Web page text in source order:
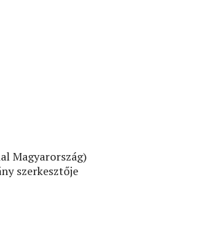
Magyarország)
szerkesztője